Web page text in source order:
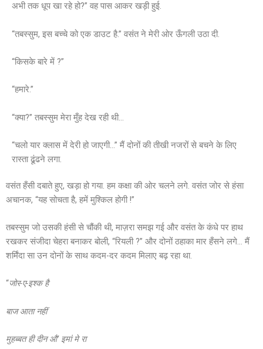
अभी तक धूप खा रहे हो?” वह पास आकर खड़ी हुई.
“तबस्सुम, इस बच्चे को एक डाउट है.” वसंत ने मेरी ओर ऊँगली उठा दी.
“किसके बारे में ?”
“हमारे.”
“क्या?” तबस्सुम मेरा मुँह देख रही थी…
“चलो यार क्लास में देरी हो जाएगी…” मैं दोनों की तीखी नजरों से बचने के लिए
रास्ता ढूंढने लगा.
वसंत हँसी दबाते हुए, खड़ा हो गया. हम कक्षा की ओर चलने लगे. वसंत जोर से हंसा
अचानक, “यह सोचता है, हमें मुश्किल होगी !”
तबस्सुम जो उसकी हंसी से चौंकी थी, माज़रा समझ गई और वसंत के कंधे पर हाथ
रखकर संजीदा चेहरा बनाकर बोली, “रियली ?” और दोनों ठहाका मार हँसने लगे… मैं
शर्मिंदा सा उन दोनों के साथ कदम-दर कदम मिलाए बढ़ रहा था.
“जोर-ए-इश्क है
बाज आता नहीं
मुहब्बत ही दीन औ’ इमां मे रा